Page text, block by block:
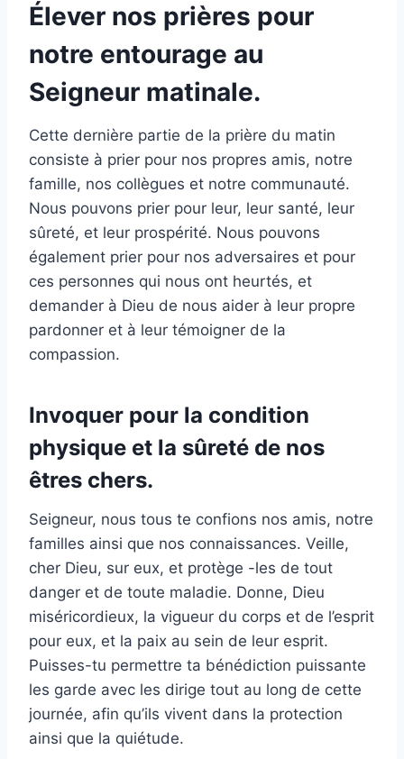
Élever nos prières pour
notre entourage au
Seigneur matinale.
Cette dernière partie de la prière du matin
consiste à prier pour nos propres amis, notre
famille, nos collègues et notre communauté.
Nous pouvons prier pour leur, leur santé, leur
sûreté, et leur prospérité. Nous pouvons
également prier pour nos adversaires et pour
ces personnes qui nous ont heurtés, et
demander à Dieu de nous aider à leur propre
pardonner et à leur témoigner de la
compassion.
Invoquer pour la condition
physique et la sûreté de nos
êtres chers.
Seigneur, nous tous te confions nos amis, notre
familles ainsi que nos connaissances. Veille,
cher Dieu, sur eux, et protège -les de tout
danger et de toute maladie. Donne, Dieu
miséricordieux, la vigueur du corps et de l’esprit
pour eux, et la paix au sein de leur esprit.
Puisses-tu permettre ta bénédiction puissante
les garde avec les dirige tout au long de cette
journée, afin qu’ils vivent dans la protection
ainsi que la quiétude.